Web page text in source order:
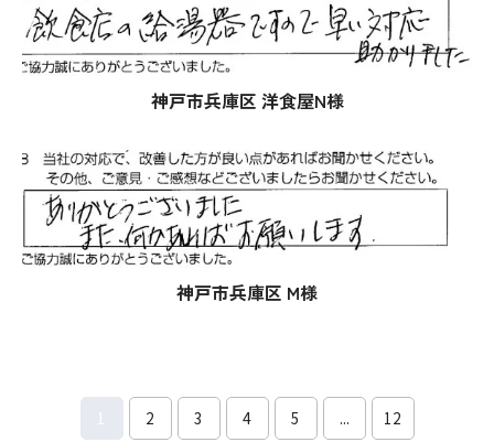
神戸市兵庫区 洋食屋N様
神戸市兵庫区 M様
1 2 3 4 5 ... 12